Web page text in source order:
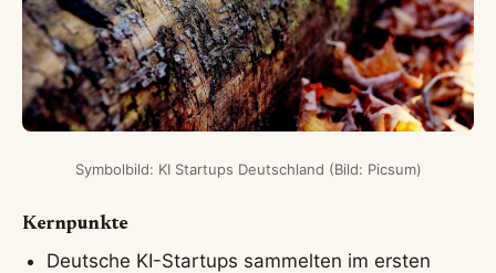
Symbolbild: KI Startups Deutschland (Bild: Picsum)
Kernpunkte
Deutsche KI-Startups sammelten im ersten